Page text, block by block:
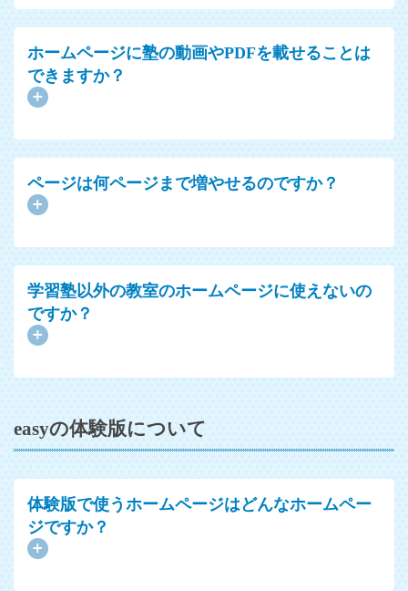
ホームページに塾の動画やPDFを載せることは
できますか？
ページは何ページまで増やせるのですか？
学習塾以外の教室のホームページに使えないの
ですか？
easyの体験版について
体験版で使うホームページはどんなホームペー
ジですか？